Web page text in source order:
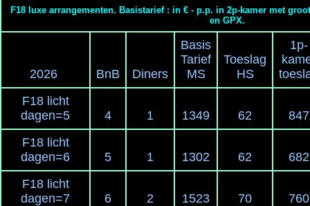
F18 luxe arrangementen. Basistarief : in € - p.p. in 2p-kamer met
en GPX.
2026 BnB Diners
Basis
Tarief
MS
Toeslag
HS
1p-
F18 licht
dagen=5
4 1 1349 62
847
F18 licht
dagen=6
5 1 1302 62
682
F18 licht
dagen=7
6 2 1523 70
760